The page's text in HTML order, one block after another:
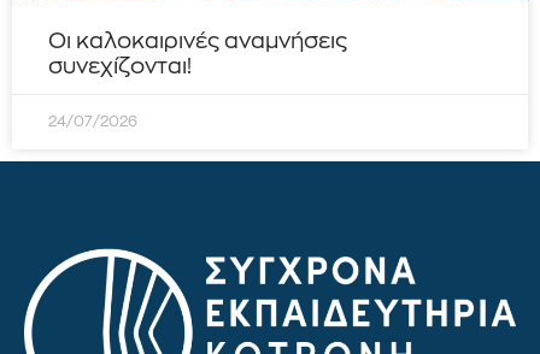
Οι καλοκαιρινές αναμνήσεις
συνεχίζονται!
24/07/2026